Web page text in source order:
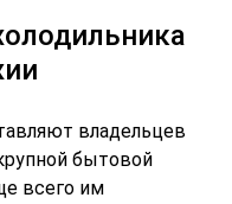
владельцев
бытовой
всего им